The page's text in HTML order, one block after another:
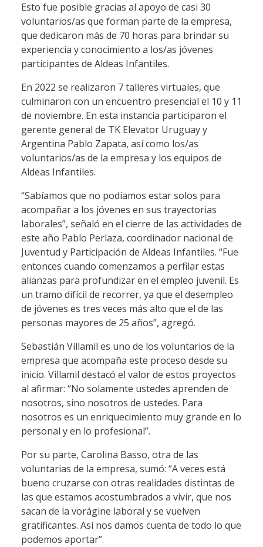
Esto fue posible gracias al apoyo de casi 30
voluntarios/as que forman parte de la empresa,
que dedicaron más de 70 horas para brindar su
experiencia y conocimiento a los/as jóvenes
participantes de Aldeas Infantiles.
En 2022 se realizaron 7 talleres virtuales, que
culminaron con un encuentro presencial el 10 y 11
de noviembre. En esta instancia participaron el
gerente general de TK Elevator Uruguay y
Argentina Pablo Zapata, así como los/as
voluntarios/as de la empresa y los equipos de
Aldeas Infantiles.
“Sabíamos que no podíamos estar solos para
acompañar a los jóvenes en sus trayectorias
laborales”, señaló en el cierre de las actividades de
este año Pablo Perlaza, coordinador nacional de
Juventud y Participación de Aldeas Infantiles. “Fue
entonces cuando comenzamos a perfilar estas
alianzas para profundizar en el empleo juvenil. Es
un tramo difícil de recorrer, ya que el desempleo
de jóvenes es tres veces más alto que el de las
personas mayores de 25 años”, agregó.
Sebastián Villamil es uno de los voluntarios de la
empresa que acompaña este proceso desde su
inicio. Villamil destacó el valor de estos proyectos
al afirmar: “No solamente ustedes aprenden de
nosotros, sino nosotros de ustedes. Para
nosotros es un enriquecimiento muy grande en lo
personal y en lo profesional”.
Por su parte, Carolina Basso, otra de las
voluntarias de la empresa, sumó: “A veces está
bueno cruzarse con otras realidades distintas de
las que estamos acostumbrados a vivir, que nos
sacan de la vorágine laboral y se vuelven
gratificantes. Así nos damos cuenta de todo lo que
podemos aportar”.